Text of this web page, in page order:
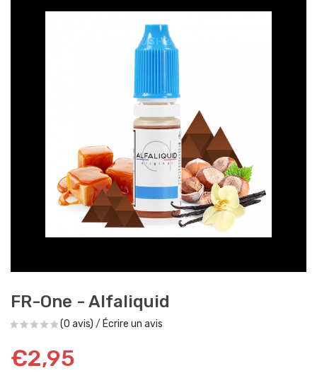
FR-One - Alfaliquid
(0 avis) / Écrire un avis
€2,95